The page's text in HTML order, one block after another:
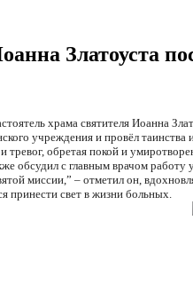
Златоуста
храма святителя Иоанна
учреждения и провёл
и тревог, обретая покой и
обсудил с главным врачом
миссии,” – отметил он,
принести свет в жизни больных.